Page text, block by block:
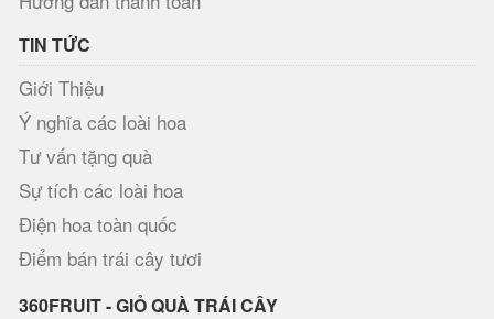
TIN TỨC
Giới Thiệu
Ý nghĩa các loài hoa
Tư vấn tặng quà
Sự tích các loài hoa
Điện hoa toàn quốc
Điểm bán trái cây tươi
360FRUIT - GIỎ QUÀ TRÁI CÂY